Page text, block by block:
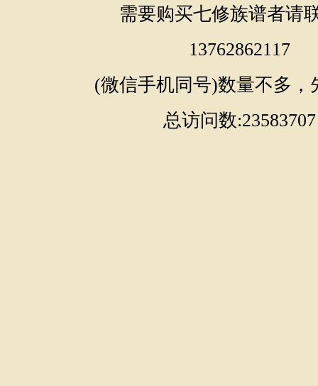
需要购买七修族谱者请
13762862117
(微信手机同号)数量不多，
总访问数:23583707